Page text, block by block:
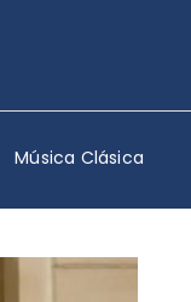
Música Clásica